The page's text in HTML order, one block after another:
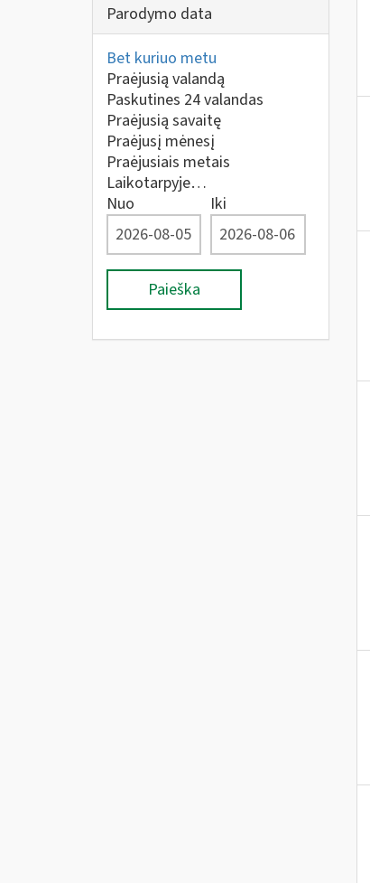
Parodymo data
Bet kuriuo metu
Praėjusią valandą
Paskutines 24 valandas
Praėjusią savaitę
Praėjusį mėnesį
Praėjusiais metais
Laikotarpyje…
Nuo
Iki
Paieška